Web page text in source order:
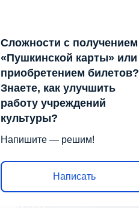
Сложности с получением
«Пушкинской карты» или
приобретением билетов?
Знаете, как улучшить
работу учреждений
культуры?
Напишите — решим!
Написать